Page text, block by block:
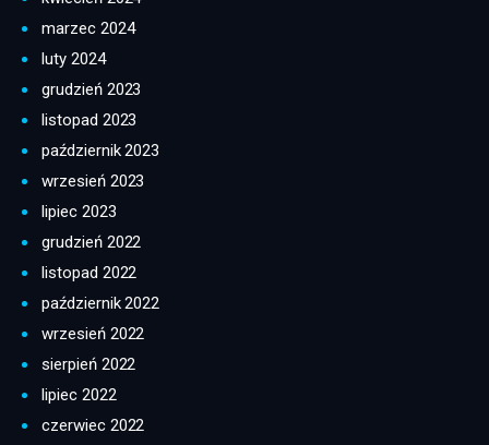
marzec 2024
luty 2024
grudzień 2023
listopad 2023
październik 2023
wrzesień 2023
lipiec 2023
grudzień 2022
listopad 2022
październik 2022
wrzesień 2022
sierpień 2022
lipiec 2022
czerwiec 2022